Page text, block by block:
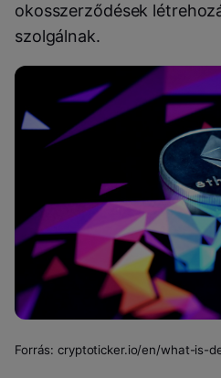
okosszerződések
szolgálnak.
Forrás: cryptoticker.io/en/what-is-